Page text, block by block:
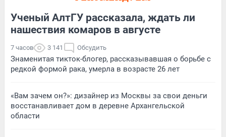
Ученый АлтГУ рассказала, ждать ли
нашествия комаров в августе
7 часов 3 141 Обсудить
Знаменитая тикток-блогер, рассказывавшая о борьбе с
редкой формой рака, умерла в возрасте 26 лет
«Вам зачем он?»: дизайнер из Москвы за свои деньги
восстанавливает дом в деревне Архангельской
области